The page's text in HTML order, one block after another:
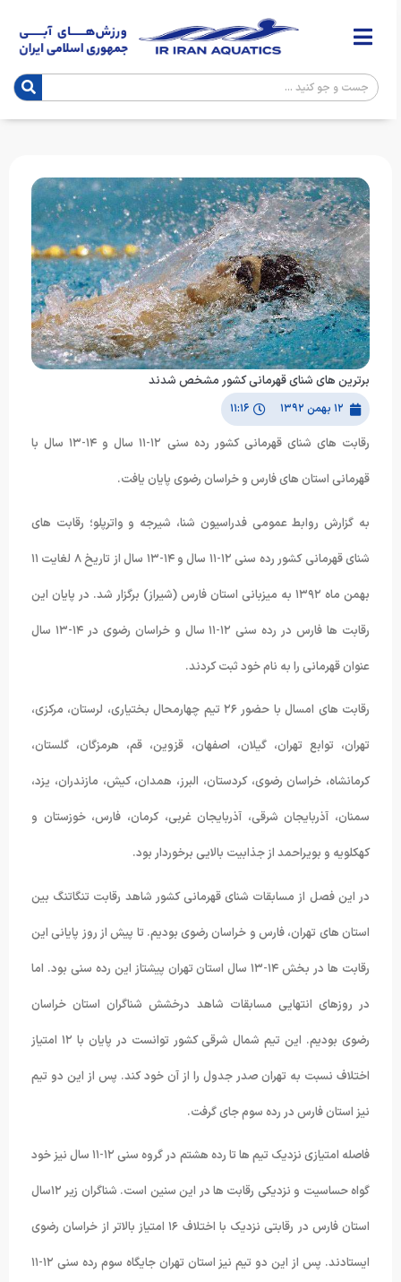
برترین های شنای قهرمانی کشور مشخص شدند
۱۲ بهمن ۱۳۹۲ ۱۱:۱۶
رقابت های شنای قهرمانی کشور رده سنی ۱۲-۱۱ سال و ۱۴-۱۳ سال با
قهرمانی استان های فارس و خراسان رضوی پایان یافت.
به گزارش روابط عمومی فدراسیون شنا، شیرجه و واترپلو؛ رقابت های
شنای قهرمانی کشور رده سنی ۱۲-۱۱ سال و ۱۴-۱۳ سال از تاریخ ۸ لغایت ۱۱
بهمن ماه ۱۳۹۲ به میزبانی استان فارس (شیراز) برگزار شد. در پایان این
رقابت ها فارس در رده سنی ۱۲-۱۱ سال و خراسان رضوی در ۱۴-۱۳ سال
عنوان قهرمانی را به نام خود ثبت کردند.
رقابت های امسال با حضور ۲۶ تیم چهارمحال بختیاری، لرستان، مرکزی،
تهران، توابع تهران، گیلان، اصفهان، قزوین، قم، هرمزگان، گلستان،
کرمانشاه، خراسان رضوی، کردستان، البرز، همدان، کیش، مازندران، یزد،
سمنان، آذربایجان شرقی، آذربایجان غربی، کرمان، فارس، خوزستان و
کهکلویه و بویراحمد از جذابیت بالایی برخوردار بود.
در این فصل از مسابقات شنای قهرمانی کشور شاهد رقابت تنگاتنگ بین
استان های تهران، فارس و خراسان رضوی بودیم. تا پیش از روز پایانی این
رقابت ها در بخش ۱۴-۱۳ سال استان تهران پیشتاز این رده سنی بود. اما
در روزهای انتهایی مسابقات شاهد درخشش شناگران استان خراسان
رضوی بودیم. این تیم شمال شرقی کشور توانست در پایان با ۱۲ امتیاز
اختلاف نسبت به تهران صدر جدول را از آن خود کند. پس از این دو تیم
نیز استان فارس در رده سوم جای گرفت.
فاصله امتیازی نزدیک تیم ها تا رده هشتم در گروه سنی ۱۲-۱۱ سال نیز خود
گواه حساسیت و نزدیکی رقابت ها در این سنین است. شناگران زیر ۱۲سال
استان فارس در رقابتی نزدیک با اختلاف ۱۶ امتیاز بالاتر از خراسان رضوی
ایستادند. پس از این دو تیم نیز استان تهران جایگاه سوم رده سنی ۱۲-۱۱